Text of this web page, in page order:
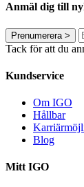
Anmäl dig till
Prenumerera >
Tack för att du
Kundservice
Om IGO
Hållbar
Blog
Mitt IGO